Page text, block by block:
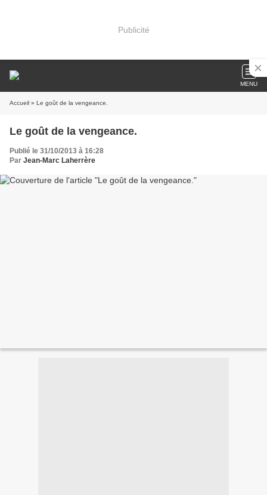
Publicité
MENU
Accueil » Le goût de la vengeance.
Le goût de la vengeance.
Publié le 31/10/2013 à 16:28
Par Jean-Marc Laherrère